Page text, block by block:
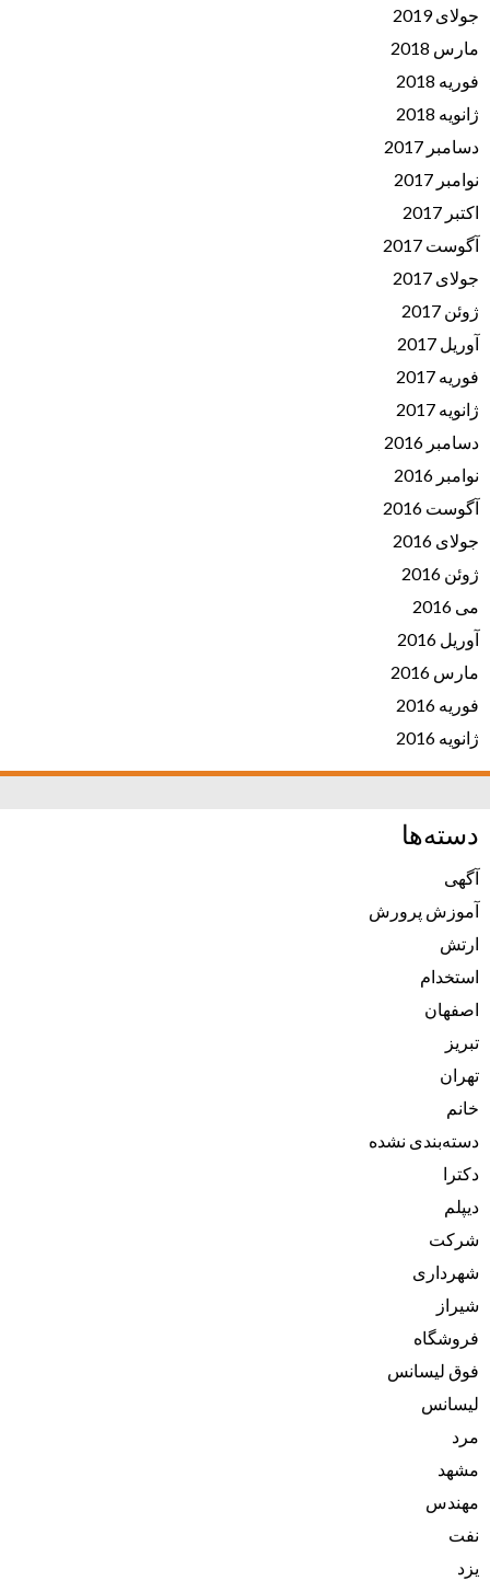
جولای 2019
مارس 2018
فوریه 2018
ژانویه 2018
دسامبر 2017
نوامبر 2017
اکتبر 2017
آگوست 2017
جولای 2017
ژوئن 2017
آوریل 2017
فوریه 2017
ژانویه 2017
دسامبر 2016
نوامبر 2016
آگوست 2016
جولای 2016
ژوئن 2016
می 2016
آوریل 2016
مارس 2016
فوریه 2016
ژانویه 2016
دسته‌ها
آگهی
آموزش پرورش
ارتش
استخدام
اصفهان
تبریز
تهران
خانم
دسته‌بندی نشده
دکترا
دیپلم
شرکت
شهرداری
شیراز
فروشگاه
فوق لیسانس
لیسانس
مرد
مشهد
مهندس
نفت
یزد